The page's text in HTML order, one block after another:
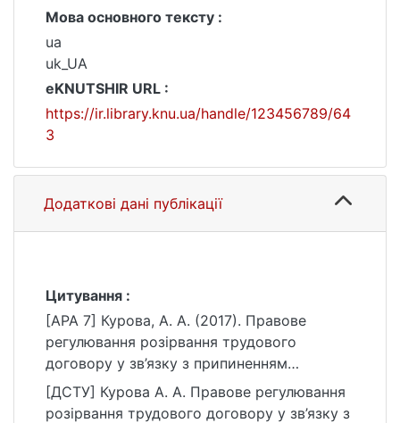
Мова основного тексту :
ua
uk_UA
eKNUTSHIR URL :
https://ir.library.knu.ua/handle/123456789/64
3
Додаткові дані публікації
Цитування :
[APA 7] Курова, А. А. (2017). Правове
регулювання розірвання трудового
договору у зв’язку з припиненням
повноважень посадових осіб [Автореф.
дис. канд. юрид. наук, Київський
[ДСТУ] Курова А. А. Правове регулювання
розірвання трудового договору у зв’язку з